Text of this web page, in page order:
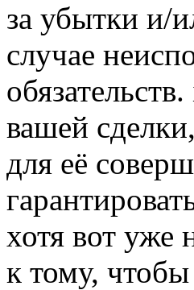
за убытки и/
случае
вашей
для её
хотя вот уже
к тому,